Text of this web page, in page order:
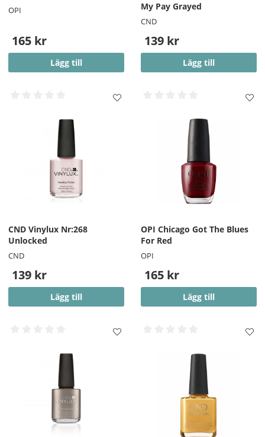
OPI
165 kr
Lägg till
My Pay Grayed
CND
139 kr
Lägg till
CND Vinylux Nr:268
Unlocked
CND
139 kr
Lägg till
OPI Chicago Got The Blues
For Red
OPI
165 kr
Lägg till